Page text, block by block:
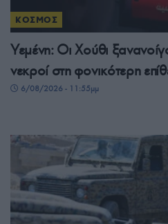
ΚΟΣΜΟΣ
Υεμένη: Οι Χούθι
νεκροί στη φονικότερη
6/08/2026 - 11:55μμ